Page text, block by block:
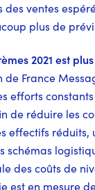
des ventes
plus de
2021 est
de France
efforts
de réduire les
effectifs réduits,
schémas
des coûts de
est en mesure